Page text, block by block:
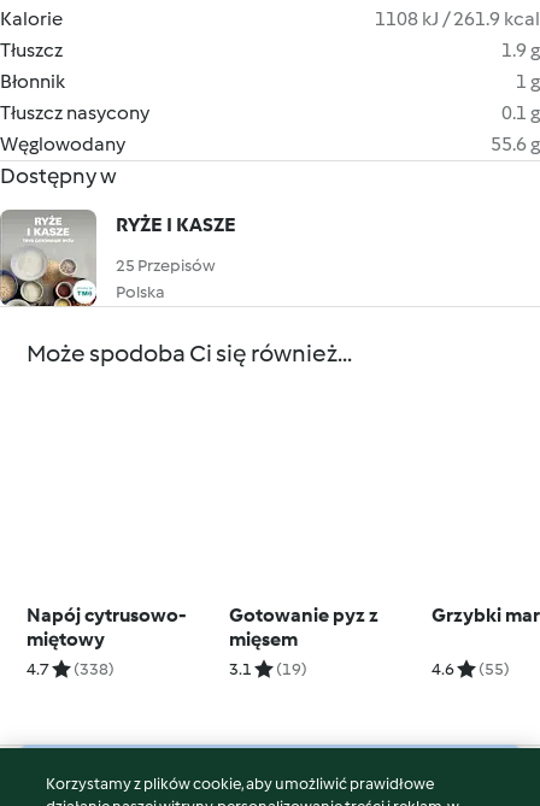
Kalorie
1108 kJ / 261.9 kcal
Tłuszcz
1.9 g
Błonnik
1 g
Tłuszcz nasycony
0.1 g
Węglowodany
55.6 g
Dostępny w
RYŻE I KASZE
25 Przepisów
Polska
Może spodoba Ci się również...
Napój cytrusowo-
miętowy
4.7 (338)
Gotowanie pyz z
mięsem
3.1 (19)
Grzybki
4.6 (55)
© Copyright 2026
Korzystamy z plików cookie, aby umożliwić prawidłowe